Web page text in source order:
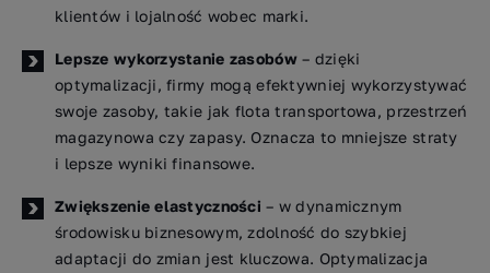
klientów i lojalność wobec marki.
Lepsze wykorzystanie zasobów– dzięki
optymalizacji, firmy mogą efektywniej wykorzystywać
swoje zasoby, takie jak flota transportowa, przestrzeń
magazynowa czy zapasy. Oznacza to mniejsze straty
i lepsze wyniki finansowe.
Zwiększenie elastyczności– w dynamicznym
środowisku biznesowym, zdolność do szybkiej
adaptacji do zmian jest kluczowa. Optymalizacja